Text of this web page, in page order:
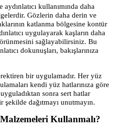
kullanımında daha
Gözlerin daha derin ve
katlanma bölgesine kontür
uygulayarak kaşların daha
sağlayabilirsiniz. Bu
dokunuşları, bakışlarınıza
bir uygulamadır. Her yüz
kendi yüz hatlarınıza göre
sonra sert hatlar
dağıtmayı unutmayın.
Kullanmalı?